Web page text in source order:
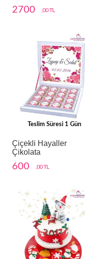
2700 ,00 TL
Teslim Süresi 1 Gün
Çiçekli Hayaller
Çikolata
600 ,00 TL